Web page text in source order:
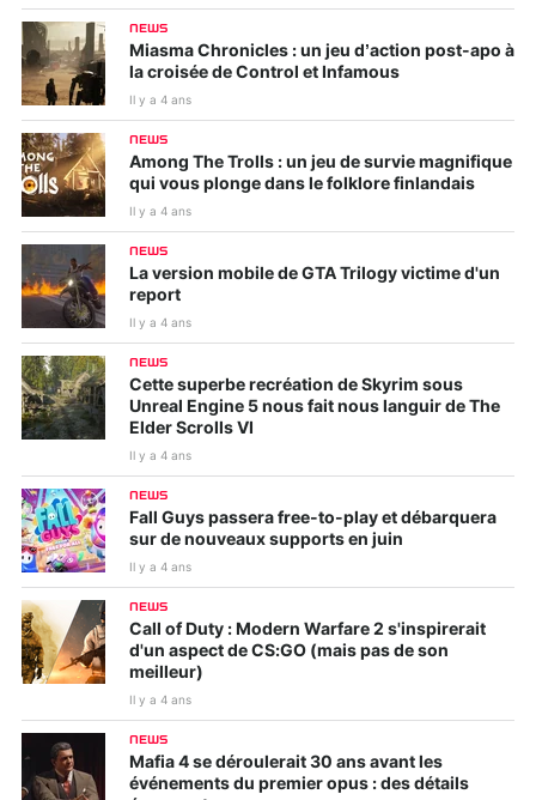
NEWS
Miasma Chronicles : un jeu d’action post-apo à
la croisée de Control et Infamous
Il y a 4 ans
NEWS
Among The Trolls : un jeu de survie magnifique
qui vous plonge dans le folklore finlandais
Il y a 4 ans
NEWS
La version mobile de GTA Trilogy victime d'un
report
Il y a 4 ans
NEWS
Cette superbe recréation de Skyrim sous
Unreal Engine 5 nous fait nous languir de The
Elder Scrolls VI
Il y a 4 ans
NEWS
Fall Guys passera free-to-play et débarquera
sur de nouveaux supports en juin
Il y a 4 ans
NEWS
Call of Duty : Modern Warfare 2 s'inspirerait
d'un aspect de CS:GO (mais pas de son
meilleur)
Il y a 4 ans
NEWS
Mafia 4 se déroulerait 30 ans avant les
événements du premier opus : des détails